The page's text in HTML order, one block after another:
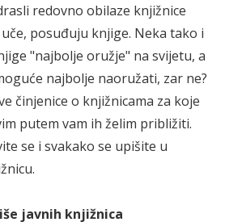
redovno obilaze knjižnice
posuđuju knjige. Neka tako i
"najbolje oružje" na svijetu, a
najbolje naoružati, zar ne?
činjenice o knjižnicama za koje
putem vam ih želim približiti.
se i svakako se upišite u
javnih knjižnica